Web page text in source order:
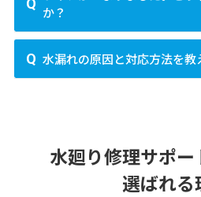
秩父郡皆野町
秩父郡東秩父村 児玉郡美里
児玉郡上里町 大里郡寄居町
北葛飾郡杉戸町 北葛飾郡松
長生郡睦沢町
長生郡長柄町 長生郡長南町
夷隅郡御宿町 安房郡鋸南町
茅ヶ崎市
伊勢原市 海老名市 座間市
町村
足柄下郡真鶴町 足柄下郡湯
多数あります。選ぶ際は、
のいく価格とサービスを提
しょう。迅速に対応してく
重要です。
か？
トイレの詰まりは、ペーパ
が多いです。まずは、プラン
水漏れの原因と対応方法を教
に修理を行ってもらうのが確
水廻り修理サポ
選ばれる